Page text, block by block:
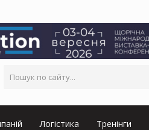
Логістика Тренінги